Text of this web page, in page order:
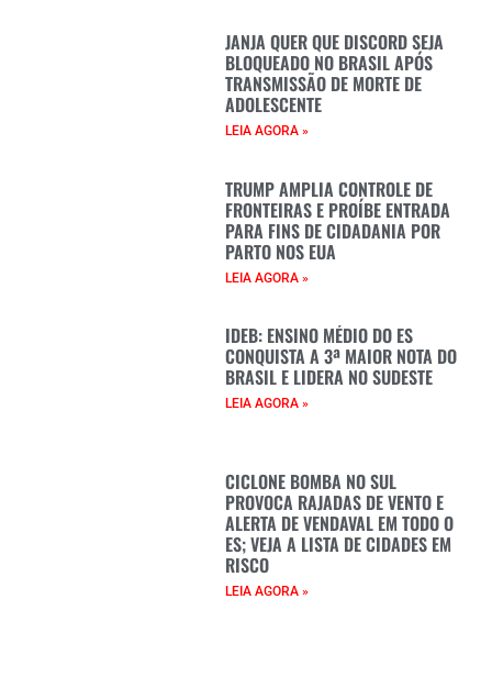
JANJA QUER QUE DISCORD SEJA
BLOQUEADO NO BRASIL APÓS
TRANSMISSÃO DE MORTE DE
ADOLESCENTE
LEIA AGORA »
TRUMP AMPLIA CONTROLE DE
FRONTEIRAS E PROÍBE ENTRADA
PARA FINS DE CIDADANIA POR
PARTO NOS EUA
LEIA AGORA »
IDEB: ENSINO MÉDIO DO ES
CONQUISTA A 3ª MAIOR NOTA DO
BRASIL E LIDERA NO SUDESTE
LEIA AGORA »
CICLONE BOMBA NO SUL
PROVOCA RAJADAS DE VENTO E
ALERTA DE VENDAVAL EM TODO O
ES; VEJA A LISTA DE CIDADES EM
RISCO
LEIA AGORA »